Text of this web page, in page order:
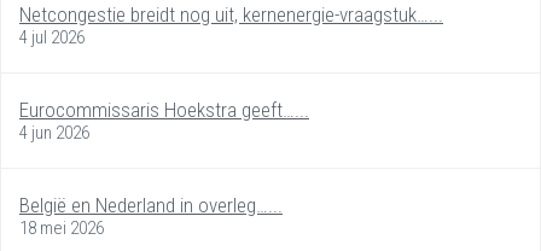
Netcongestie breidt nog uit, kernenergie-vraagstuk…...
4 jul 2026
Eurocommissaris Hoekstra geeft…...
4 jun 2026
België en Nederland in overleg…...
18 mei 2026